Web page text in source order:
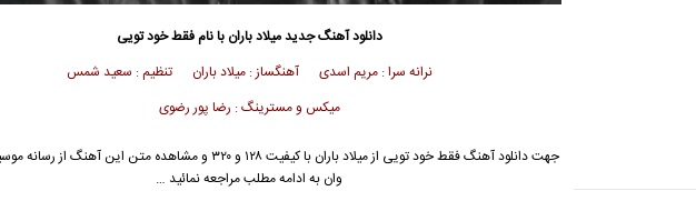
دانلود آهنگ جدیدمیلاد باران با نام فقط خود تویی
نرانه سرا : مریم اسدی آهنگساز : میلاد باران تنظیم : سعید شمس
میکس و مسترینگ : رضا پور رضوی
جهت دانلود آهنگ فقط خود تویی ازمیلاد باران
با کیفیت ۱۲۸ و ۳۲۰ و مشاهده متن این آهنگ از
وان به ادامه مطلب مراجعه نمائید …